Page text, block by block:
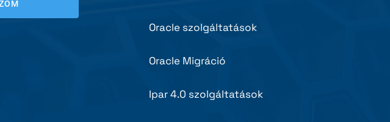
Oracle szolgáltatások
Oracle Migráció
Ipar 4.0 szolgáltatások